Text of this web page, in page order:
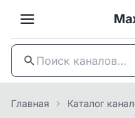
Главная Каталог